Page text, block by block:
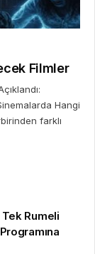
Filmler
Hangi
farklı
Rumeli